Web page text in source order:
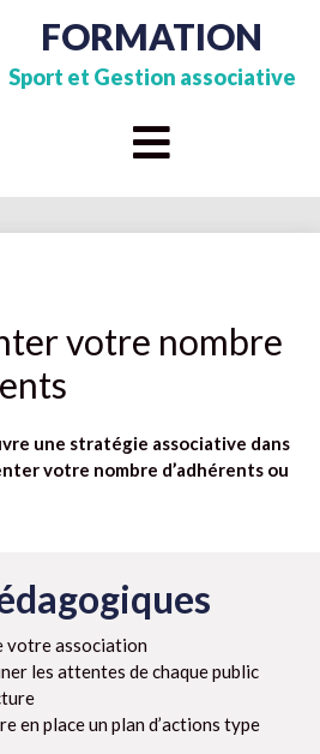
FORMATION
Sport et Gestion associative
votre nombre
une stratégie associative dans
votre nombre d’adhérents ou
votre association
les attentes de chaque public
en place un plan d’actions type